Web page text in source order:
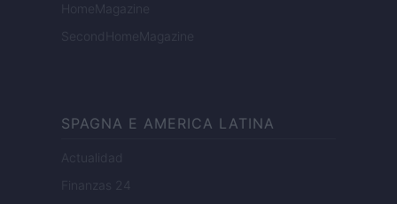
HomeMagazine
SecondHomeMagazine
SPAGNA E AMERICA LATINA
Actualidad
Finanzas 24